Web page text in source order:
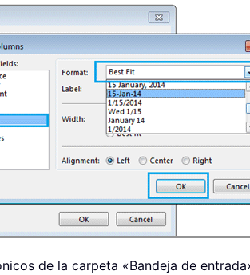
de la carpeta «Bandeja de